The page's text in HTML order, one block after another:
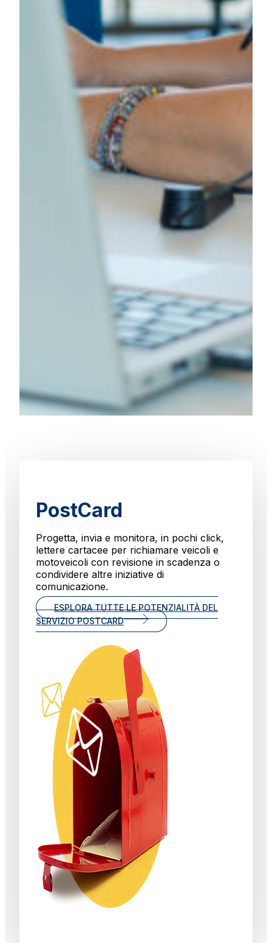
PostCard
Progetta, invia e monitora, in pochi click,
lettere cartacee per richiamare veicoli e
motoveicoli con revisione in scadenza o
condividere altre iniziative di
comunicazione.
ESPLORA TUTTE LE POTENZIALITÀ DEL
SERVIZIO POSTCARD